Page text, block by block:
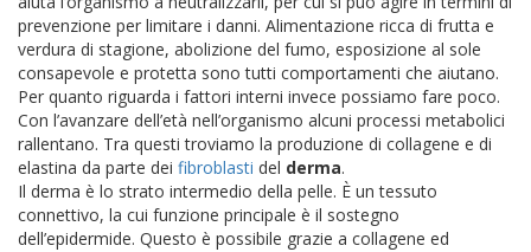
prevenzione per limitare i danni. Alimentazione ricca di frutta e
verdura di stagione, abolizione del fumo, esposizione al sole
consapevole e protetta sono tutti comportamenti che aiutano.
Per quanto riguarda i fattori interni invece possiamo fare poco.
Con l’avanzare dell’età nell’organismo alcuni processi metabolici
rallentano. Tra questi troviamo la produzione di collagene e di
elastina da parte dei fibroblasti del derma.
Il derma è lo strato intermedio della pelle. È un tessuto
connettivo, la cui funzione principale è il sostegno
dell’epidermide. Questo è possibile grazie a collagene ed